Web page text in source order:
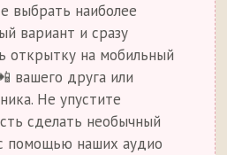
выбрать наиболее
вариант и сразу
открытку на мобильный
вашего друга или
Не упустите
сделать необычный
помощью наших аудио